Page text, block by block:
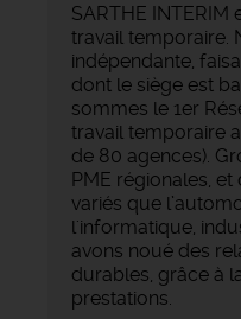
SARTHE INTERIM
travail temporaire.
indépendante,
dont le siège est
sommes le 1er
travail temporaire
de 80 agences).
PME régionales,
variés que
l'informatique,
avons noué des
durables, grâce à
prestations.